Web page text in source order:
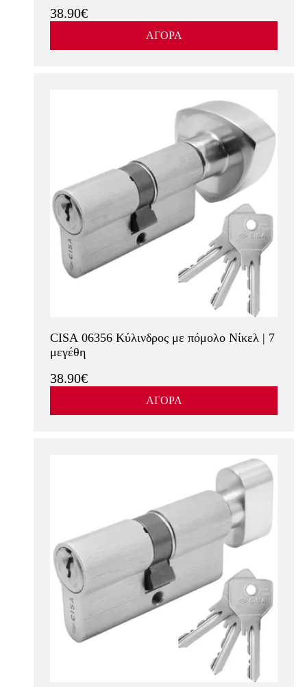
38.90€
ΑΓΟΡΑ
CISA 06356 Κύλινδρος με πόμολο Νίκελ | 7
μεγέθη
38.90€
ΑΓΟΡΑ